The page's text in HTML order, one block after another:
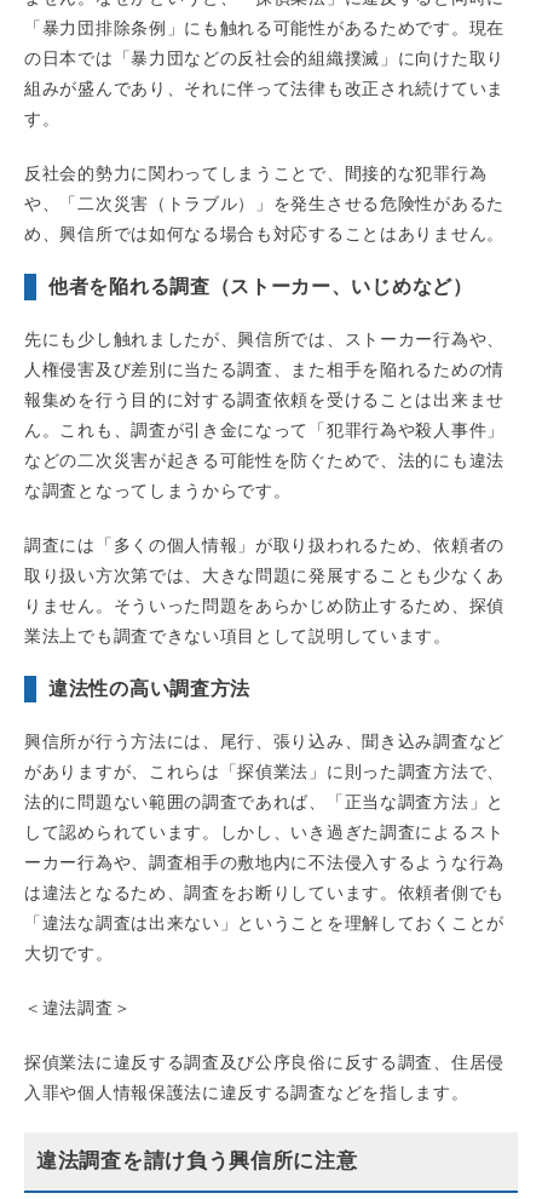
「暴力団排除条例」にも触れる可能性があるためです。現在
の日本では「暴力団などの反社会的組織撲滅」に向けた取り
組みが盛んであり、それに伴って法律も改正され続けていま
す。
反社会的勢力に関わってしまうことで、間接的な犯罪行為
や、「二次災害（トラブル）」を発生させる危険性があるた
め、興信所では如何なる場合も対応することはありません。
他者を陥れる調査（ストーカー、いじめなど）
先にも少し触れましたが、興信所では、ストーカー行為や、
人権侵害及び差別に当たる調査、また相手を陥れるための情
報集めを行う目的に対する調査依頼を受けることは出来ませ
ん。これも、調査が引き金になって「犯罪行為や殺人事件」
などの二次災害が起きる可能性を防ぐためで、法的にも違法
な調査となってしまうからです。
調査には「多くの個人情報」が取り扱われるため、依頼者の
取り扱い方次第では、大きな問題に発展することも少なくあ
りません。そういった問題をあらかじめ防止するため、探偵
業法上でも調査できない項目として説明しています。
違法性の高い調査方法
興信所が行う方法には、尾行、張り込み、聞き込み調査など
がありますが、これらは「探偵業法」に則った調査方法で、
法的に問題ない範囲の調査であれば、「正当な調査方法」と
して認められています。しかし、いき過ぎた調査によるスト
ーカー行為や、調査相手の敷地内に不法侵入するような行為
は違法となるため、調査をお断りしています。依頼者側でも
「違法な調査は出来ない」ということを理解しておくことが
大切です。
＜違法調査＞
探偵業法に違反する調査及び公序良俗に反する調査、住居侵
入罪や個人情報保護法に違反する調査などを指します。
違法調査を請け負う興信所に注意